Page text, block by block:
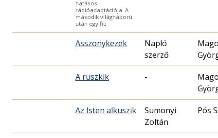
hatásos
rádióadaptációja. A
második világháború
után egy fiú
Asszonykezek
Napló
szerző
A ruszkik -
Az Isten alkuszik
Sumonyi
Zoltán
Pós